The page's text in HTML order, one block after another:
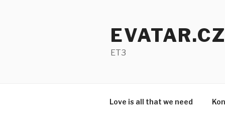
EVATAR.CZ
ET3
Love is all that we need